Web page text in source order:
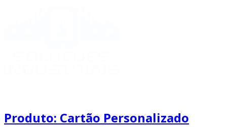
Produto: Cartão Personalizado